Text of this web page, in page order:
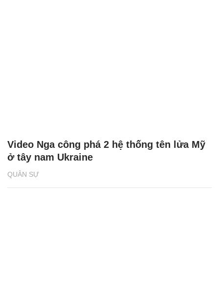
QUÂN SỰ
Video Nga công phá 2 hệ thống tên lửa Mỹ
ở tây nam Ukraine